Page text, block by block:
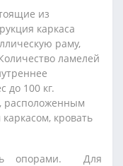
из
каркаса
раму,
ламелей
до 100 кг.
расположенным
кровать
опорами. Для